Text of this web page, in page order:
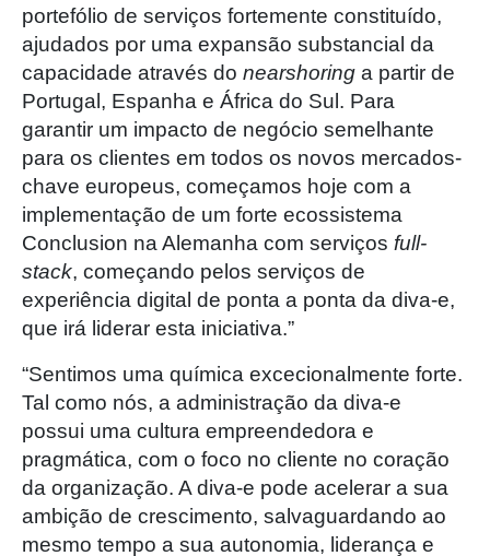
portefólio de serviços fortemente constituído,
ajudados por uma expansão substancial da
capacidade através do nearshoring a partir de
Portugal, Espanha e África do Sul. Para
garantir um impacto de negócio semelhante
para os clientes em todos os novos mercados-
chave europeus, começamos hoje com a
implementação de um forte ecossistema
Conclusion na Alemanha com serviços full-
stack, começando pelos serviços de
experiência digital de ponta a ponta da diva-e,
que irá liderar esta iniciativa.”
“Sentimos uma química excecionalmente forte.
Tal como nós, a administração da diva-e
possui uma cultura empreendedora e
pragmática, com o foco no cliente no coração
da organização. A diva-e pode acelerar a sua
ambição de crescimento, salvaguardando ao
mesmo tempo a sua autonomia, liderança e